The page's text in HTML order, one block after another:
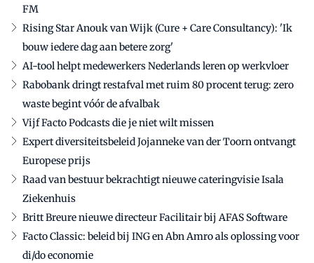
FM
Rising Star Anouk van Wijk (Cure + Care Consultancy): 'Ik
bouw iedere dag aan betere zorg'
AI-tool helpt medewerkers Nederlands leren op werkvloer
Rabobank dringt restafval met ruim 80 procent terug: zero
waste begint vóór de afvalbak
Vijf Facto Podcasts die je niet wilt missen
Expert diversiteitsbeleid Jojanneke van der Toorn ontvangt
Europese prijs
Raad van bestuur bekrachtigt nieuwe cateringvisie Isala
Ziekenhuis
Britt Breure nieuwe directeur Facilitair bij AFAS Software
Facto Classic: beleid bij ING en Abn Amro als oplossing voor
di/do economie